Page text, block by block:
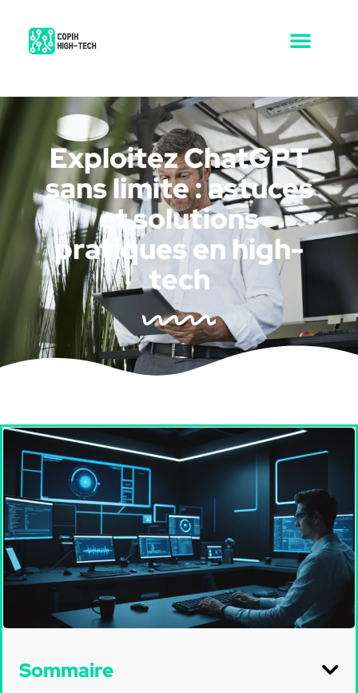
Exploitez ChatGPT
sans limite : astuces
et solutions
pratiques en high-
tech
Sommaire